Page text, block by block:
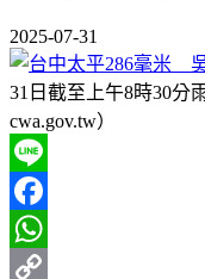
2025-07-31
31日截至上午8時30分
cwa.gov.tw）
Line
Facebook
WhatsApp